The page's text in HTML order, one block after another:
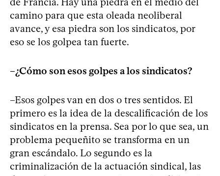
camino para que esta oleada neoliberal
avance, y esa piedra son los sindicatos, por
eso se los golpea tan fuerte.
–¿Cómo son esos golpes a los sindicatos?
–Esos golpes van en dos o tres sentidos. El
primero es la idea de la descalificación de los
sindicatos en la prensa. Sea por lo que sea, un
problema pequeñito se transforma en un
gran escándalo. Lo segundo es la
criminalización de la actuación sindical, las